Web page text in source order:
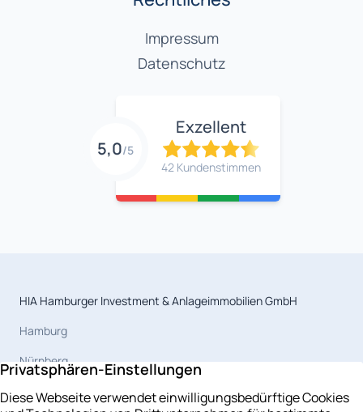
Impressum
Datenschutz
5,0/5
Exzellent
42 Kundenstimmen
HIA Hamburger Investment & Anlageimmobilien GmbH
Hamburg
Nürnberg
Magdeburg